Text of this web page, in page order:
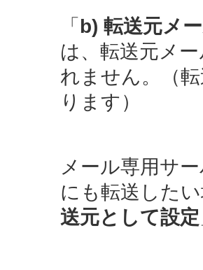
「 b) 転送元メ
は、転送元メ
れません。（
ります）
メール専用サ
にも転送した
送元として設定